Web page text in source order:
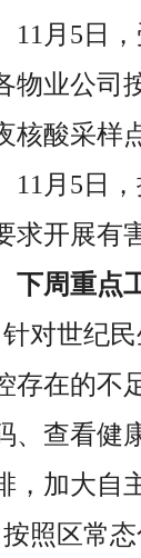
11月5日
物业公司
核酸采样
11月5日
求开展有
下周重点
针对世纪
存在的不
、查看健
，加大自
按照区常